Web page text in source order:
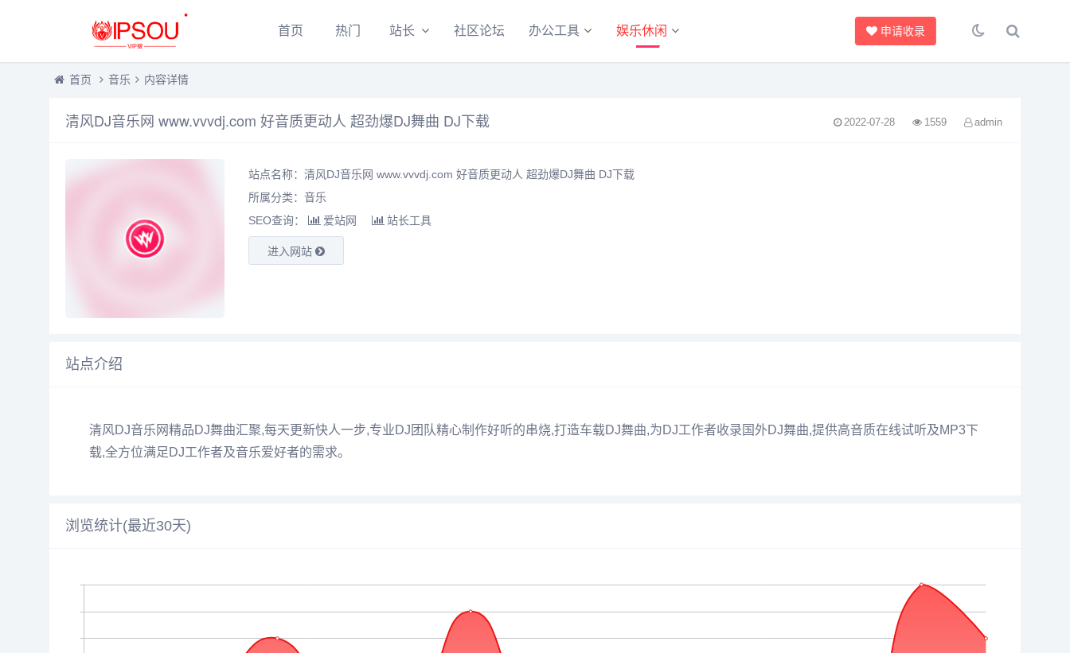
首页 热门 站长 社区论坛 办公工具 娱乐休闲 申请收录
首页 音乐 内容详情
清风DJ音乐网 www.vvvdj.com 好音质更动人 超劲爆DJ舞曲 DJ下载 2022-07-28 1559 admin
站点名称：清风DJ音乐网 www.vvvdj.com 好音质更动人 超劲爆DJ舞曲 DJ下载
所属分类： 音乐
SEO查询：
爱站网 站长工具
进入网站
站点介绍
清风DJ音乐网精品DJ舞曲汇聚,每天更新快人一步,专业DJ团队精心制作好听的串烧,打造车载DJ舞曲,为DJ工作者收录国外DJ舞曲,提供高音质在线试听及MP3下
载,全方位满足DJ工作者及音乐爱好者的需求。
浏览统计(最近30天)